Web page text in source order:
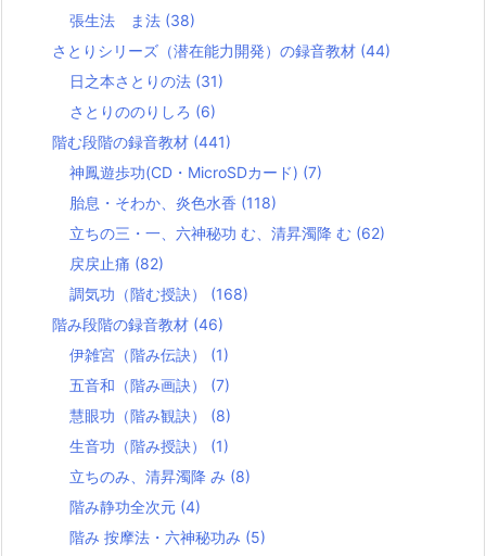
張生法 ま法 (38)
さとりシリーズ（潜在能力開発）の録音教材 (44)
日之本さとりの法 (31)
さとりののりしろ (6)
階む段階の録音教材 (441)
神鳳遊歩功(CD・MicroSDカード) (7)
胎息・そわか、炎色水香 (118)
立ちの三・一、六神秘功 む、清昇濁降 む (62)
戻戻止痛 (82)
調気功（階む授訣） (168)
階み段階の録音教材 (46)
伊雑宮（階み伝訣） (1)
五音和（階み画訣） (7)
慧眼功（階み観訣） (8)
生音功（階み授訣） (1)
立ちのみ、清昇濁降 み (8)
階み静功全次元 (4)
階み 按摩法・六神秘功み (5)